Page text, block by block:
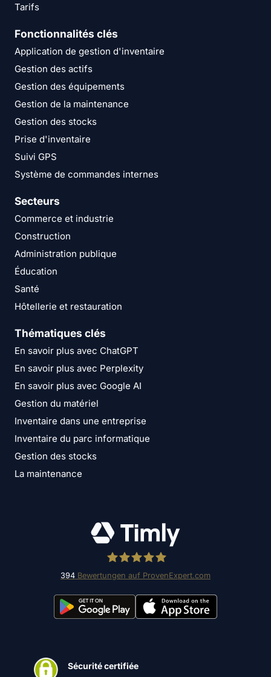
Tarifs
Fonctionnalités clés
Application de gestion d'inventaire
Gestion des actifs
Gestion des équipements
Gestion de la maintenance
Gestion des stocks
Prise d'inventaire
Suivi GPS
Système de commandes internes
Secteurs
Commerce et industrie
Construction
Administration publique
Éducation
Santé
Hôtellerie et restauration
Thématiques clés
En savoir plus avec ChatGPT
En savoir plus avec Perplexity
En savoir plus avec Google AI
Gestion du matériel
Inventaire dans une entreprise
Inventaire du parc informatique
Gestion des stocks
La maintenance
Timly Software AG
394 Bewertungen auf ProvenExpert.com
Sécurité certifiée